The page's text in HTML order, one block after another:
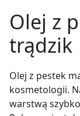
Olej z
trądzik
Olej z pestek
kosmetologii.
warstwą